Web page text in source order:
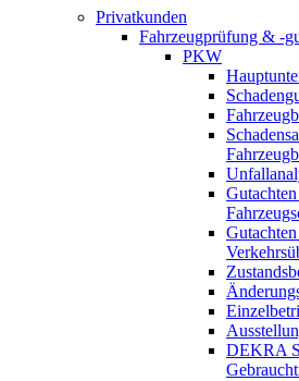
Privatkunden
Fahrzeugprüfung & -
PKW
DEKRA